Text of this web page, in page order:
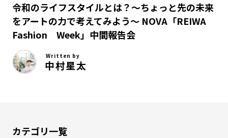
令和のライフスタイルとは？〜ちょっと先の未来
をアートの力で考えてみよう〜 NOVA「REIWA
Fashion Week」中間報告会
Written by
中村星太
カテゴリ一覧